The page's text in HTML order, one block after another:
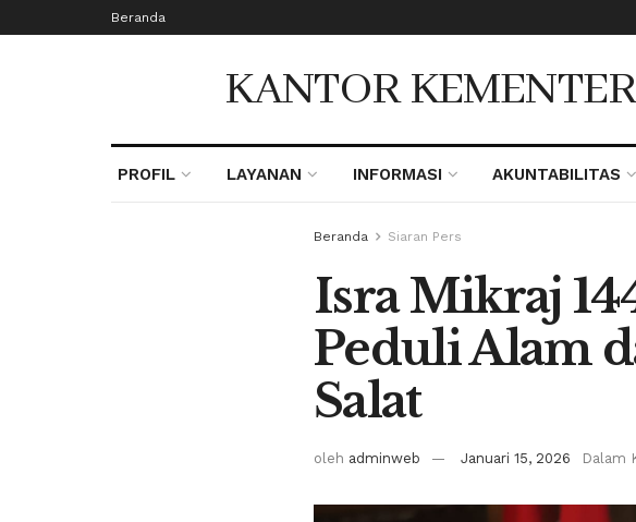
Beranda
KANTOR
PROFIL LAYANAN INFORMASI AKUNTABILITAS
Beranda Siaran Pers
Isra Mikraj
Peduli Alam
Salat
oleh adminweb Januari 15, 2026 Dalam